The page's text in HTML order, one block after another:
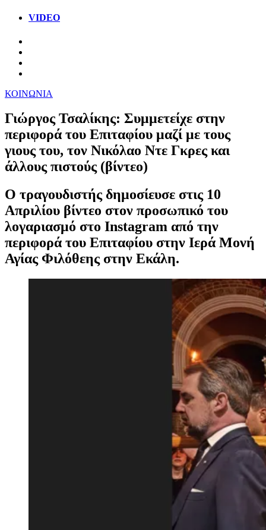
VIDEO
ΚΟΙΝΩΝΙΑ
Γιώργος Τσαλίκης: Συμμετείχε στην
περιφορά του Επιταφίου μαζί με τους
γιους του, τον Νικόλαο Ντε Γκρες και
άλλους πιστούς (βίντεο)
Ο τραγουδιστής δημοσίευσε στις 10
Απριλίου βίντεο στον προσωπικό του
λογαριασμό στο Instagram από την
περιφορά του Επιταφίου στην Ιερά Μονή
Αγίας Φιλόθεης στην Εκάλη.